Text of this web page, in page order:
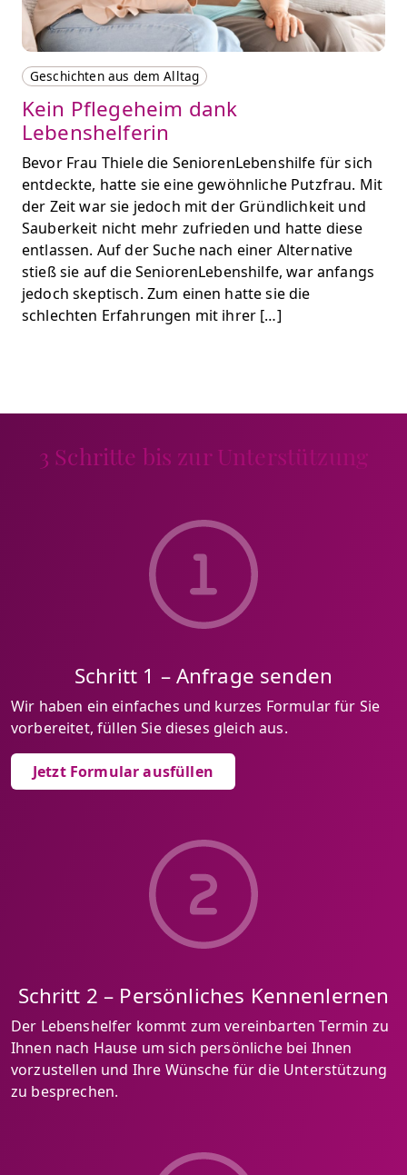
Geschichten aus dem Alltag
Kein Pflegeheim dank
Lebenshelferin
Bevor Frau Thiele die SeniorenLebenshilfe für sich
entdeckte, hatte sie eine gewöhnliche Putzfrau. Mit
der Zeit war sie jedoch mit der Gründlichkeit und
Sauberkeit nicht mehr zufrieden und hatte diese
entlassen. Auf der Suche nach einer Alternative
stieß sie auf die SeniorenLebenshilfe, war anfangs
jedoch skeptisch. Zum einen hatte sie die
schlechten Erfahrungen mit ihrer […]
3 Schritte bis zur Unterstützung
Schritt 1 – Anfrage senden
Wir haben ein einfaches und kurzes Formular für Sie
vorbereitet, füllen Sie dieses gleich aus.
Jetzt Formular ausfüllen
Schritt 2 – Persönliches Kennenlernen
Der Lebenshelfer kommt zum vereinbarten Termin zu
Ihnen nach Hause um sich persönliche bei Ihnen
vorzustellen und Ihre Wünsche für die Unterstützung
zu besprechen.